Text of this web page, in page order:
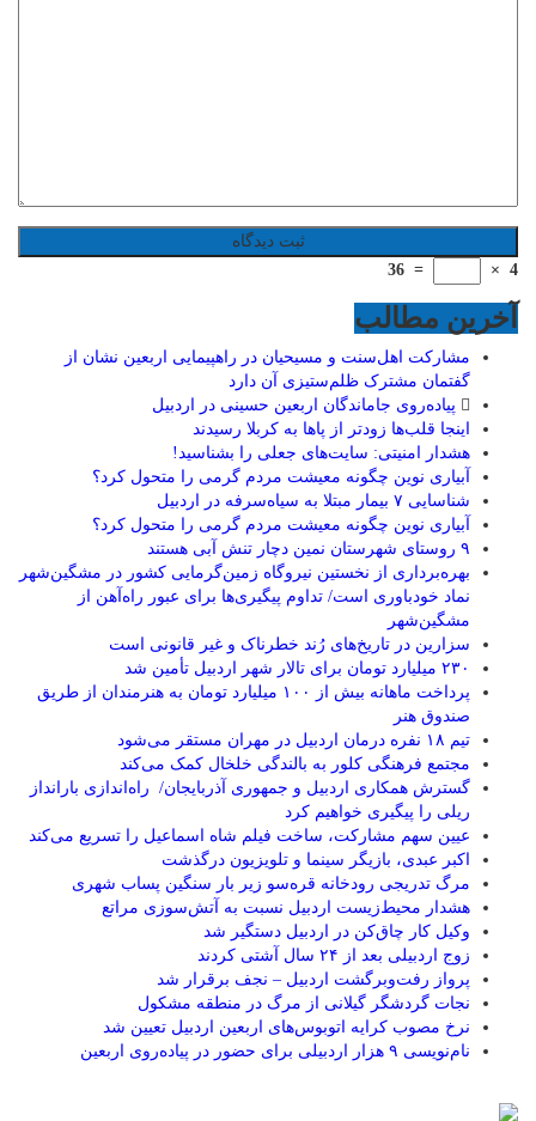
4
×
=
36
آخرین مطالب
مشارکت اهل‌سنت و مسیحیان در راهپیمایی اربعین نشان از
گفتمان مشترک ظلم‌ستیزی آن دارد
پیاده‌روی جاماندگان اربعین حسینی در اردبیل
اینجا قلب‌ها زودتر از پاها به کربلا رسیدند
هشدار امنیتی: سایت‌های جعلی را بشناسید!
آبیاری نوین چگونه معیشت مردم گرمی را متحول کرد؟
شناسایی ۷ بیمار مبتلا به سیاه‌سرفه در اردبیل
آبیاری نوین چگونه معیشت مردم گرمی را متحول کرد؟
۹ روستای شهرستان نمین دچار تنش آبی هستند
بهره‌برداری از نخستین نیروگاه زمین‌گرمایی کشور در مشگین‌شهر
نماد خودباوری است/ تداوم پیگیری‌ها برای عبور راه‌آهن از
مشگین‌شهر
سزارین در تاریخ‌های رُند خطرناک و غیر قانونی است
۲۳۰ میلیارد تومان برای تالار شهر اردبیل تأمین شد
پرداخت ماهانه بیش از ۱۰۰ میلیارد تومان به هنرمندان از طریق
صندوق هنر
تیم ۱۸ نفره درمان اردبیل در مهران مستقر می‌شود
مجتمع فرهنگی کلور به بالندگی خلخال کمک می‌کند
گسترش همکاری اردبیل و جمهوری آذربایجان/ راه‌اندازی بارانداز
ریلی را پیگیری خواهیم کرد
عیین سهم مشارکت، ساخت فیلم شاه‌ اسماعیل را تسریع می‌کند
اکبر عبدی، بازیگر سینما و تلویزیون درگذشت
مرگ تدریجی رودخانه قره‌سو زیر بار سنگین پساب شهری
هشدار محیط‌زیست اردبیل نسبت به آتش‌سوزی مراتع
وکیل کار چاق‌کن در اردبیل دستگیر شد
زوج اردبیلی بعد از ۲۴ سال آشتی کردند
پرواز رفت‌وبرگشت اردبیل – نجف برقرار شد
نجات گردشگر گیلانی از مرگ در منطقه مشکول
نرخ مصوب کرایه اتوبوس‌های اربعین اردبیل تعیین شد
نام‌نویسی ۹ هزار اردبیلی برای حضور در پیاده‌روی اربعین